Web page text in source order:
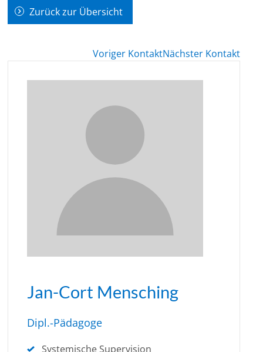
Zurück zur Übersicht
Voriger KontaktNächster Kontakt
Jan-Cort Mensching
Dipl.-Pädagoge
Systemische Supervision